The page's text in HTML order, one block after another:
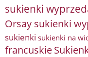
sukienki
Orsay sukienki
sukienki sukienki na
francuskie